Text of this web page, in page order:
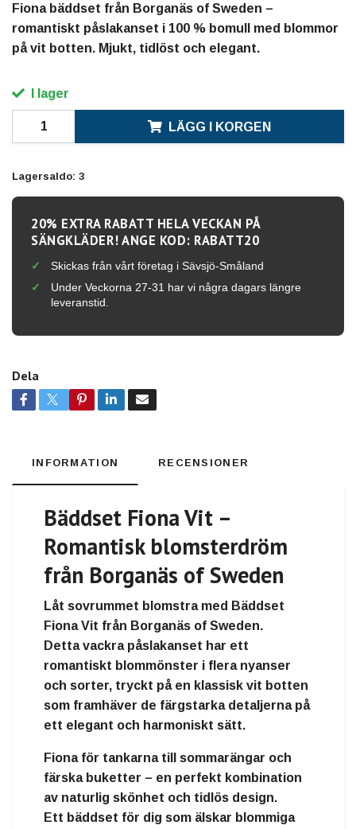
Fiona bäddset från Borganäs of Sweden –
romantiskt påslakanset i 100 % bomull med blommor
på vit botten. Mjukt, tidlöst och elegant.
I lager
LÄGG I KORGEN
Lagersaldo: 3
20% EXTRA RABATT HELA VECKAN PÅ
SÄNGKLÄDER! ANGE KOD: RABATT20
Skickas från vårt företag i Sävsjö-Småland
Under Veckorna 27-31 har vi några dagars längre
leveranstid.
Dela
INFORMATION RECENSIONER
Bäddset Fiona Vit –
Romantisk blomsterdröm
från Borganäs of Sweden
Låt sovrummet blomstra med Bäddset
Fiona Vit från Borganäs of Sweden.
Detta vackra påslakanset har ett
romantiskt blommönster i flera nyanser
och sorter, tryckt på en klassisk vit botten
som framhäver de färgstarka detaljerna på
ett elegant och harmoniskt sätt.
Fionaför tankarna till sommarängar och
färska buketter – en perfekt kombination
av naturlig skönhet och tidlös design.
Ett bäddset för dig som älskar blommiga